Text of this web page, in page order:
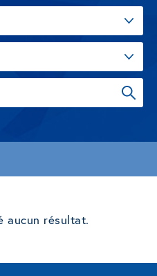
aucun résultat.